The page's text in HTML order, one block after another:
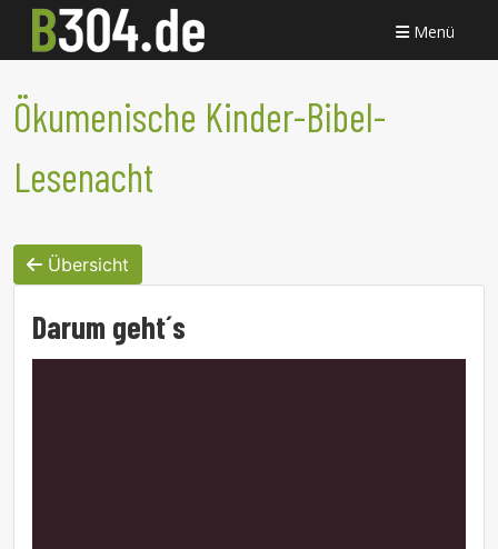
Menü
Ökumenische Kinder-Bibel-
Lesenacht
Übersicht
Darum geht´s